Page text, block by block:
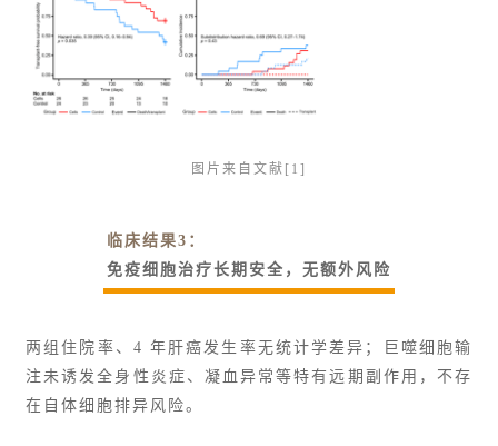
图片来自文献[1]
临床结果3：
免疫细胞治疗长期安全，无额外风险
两组住院率、4 年肝癌发生率无统计学差异；巨噬细胞输
注未诱发全身性炎症、凝血异常等特有远期副作用，不存
在自体细胞排异风险。